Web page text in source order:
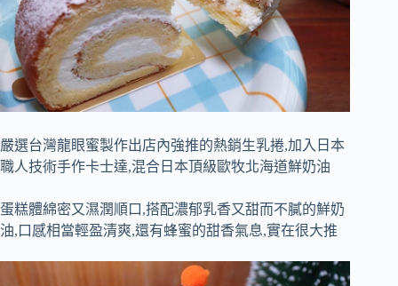
嚴選台灣龍眼蜜製作出店內強推的熱銷生乳捲,加入日本
職人技術手作卡士達,混合日本頂級歐牧北海道鮮奶油
蛋糕體綿密又濕潤順口,搭配濃郁乳香又甜而不膩的鮮奶
油,口感相當輕盈清爽,還有蜂蜜的甜香氣息,實在很大推